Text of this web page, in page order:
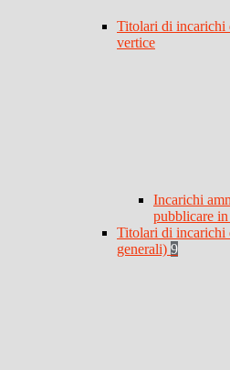
Titolari di incarichi
vertice
Incarichi
pubblicare
Titolari di incarichi
generali) 9